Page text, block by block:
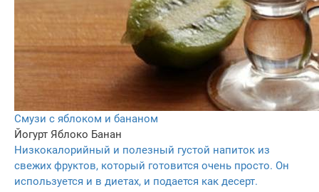
Смузи с яблоком и бананом
Йогурт Яблоко Банан
Низкокалорийный и полезный густой напиток из
свежих фруктов, который готовится очень просто. Он
используется и в диетах, и подается как десерт.